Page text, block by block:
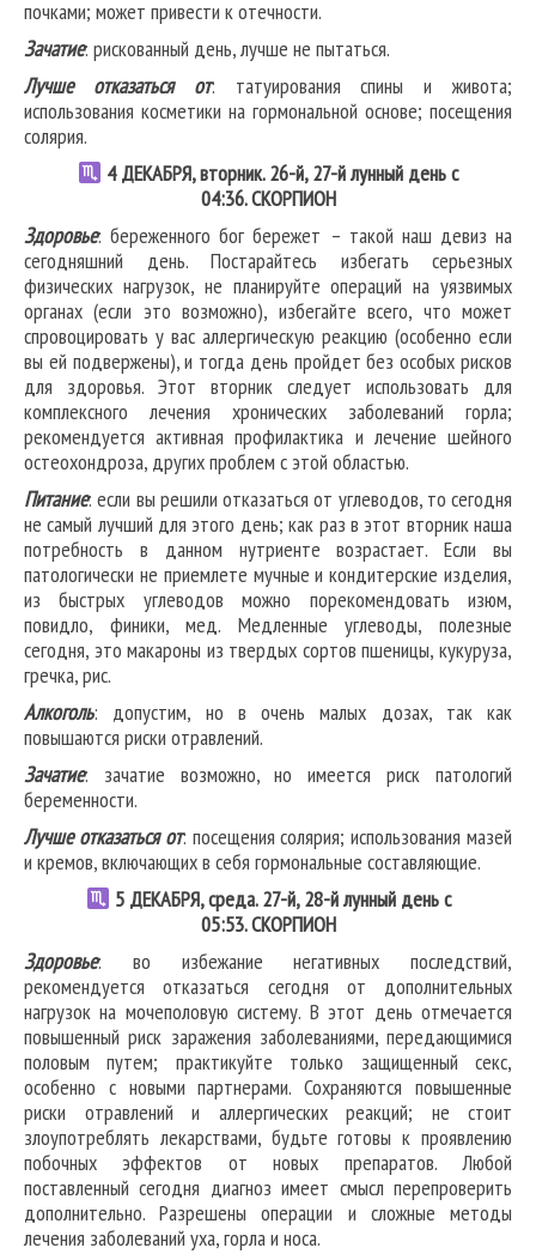
почками; может привести к отечности.
Зачатие: рискованный день, лучше не пытаться.
Лучше отказаться от: татуирования спины и живота;
использования косметики на гормональной основе; посещения
солярия.
4ДЕКАБРЯ, вторник. 26-й, 27-й лунный день с
04:36.СКОРПИОН
Здоровье: береженного бог бережет – такой наш девиз на
сегодняшний день. Постарайтесь избегать серьезных
физических нагрузок, не планируйте операций на уязвимых
органах (если это возможно), избегайте всего, что может
спровоцировать у вас аллергическую реакцию (особенно если
вы ей подвержены), и тогда день пройдет без особых рисков
для здоровья. Этот вторник следует использовать для
комплексного лечения хронических заболеваний горла;
рекомендуется активная профилактика и лечение шейного
остеохондроза, других проблем с этой областью.
Питание: если вы решили отказаться от углеводов, то сегодня
не самый лучший для этого день; как раз в этот вторник наша
потребность в данном нутриенте возрастает. Если вы
патологически не приемлете мучные и кондитерские изделия,
из быстрых углеводов можно порекомендовать изюм,
повидло, финики, мед. Медленные углеводы, полезные
сегодня, это макароны из твердых сортов пшеницы, кукуруза,
гречка, рис.
Алкоголь: допустим, но в очень малых дозах, так как
повышаются риски отравлений.
Зачатие: зачатие возможно, но имеется риск патологий
беременности.
Лучше отказаться от: посещения солярия; использования мазей
и кремов, включающих в себя гормональные составляющие.
5ДЕКАБРЯ, среда. 27-й, 28-й лунный день с
05:53.СКОРПИОН
Здоровье: во избежание негативных последствий,
рекомендуется отказаться сегодня от дополнительных
нагрузок на мочеполовую систему. В этот день отмечается
повышенный риск заражения заболеваниями, передающимися
половым путем; практикуйте только защищенный секс,
особенно с новыми партнерами. Сохраняются повышенные
риски отравлений и аллергических реакций; не стоит
злоупотреблять лекарствами, будьте готовы к проявлению
побочных эффектов от новых препаратов. Любой
поставленный сегодня диагноз имеет смысл перепроверить
дополнительно. Разрешены операции и сложные методы
лечения заболеваний уха, горла и носа.